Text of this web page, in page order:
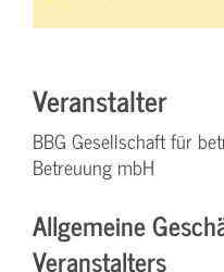
Veranstalter
BBG Gesellschaft für
Betreuung mbH
Allgemeine
Veranstalters